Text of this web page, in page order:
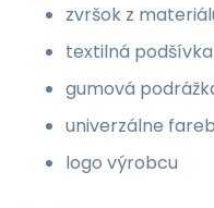
zvršok z
textilná podšívka
gumová
univerzálne
logo výrobcu